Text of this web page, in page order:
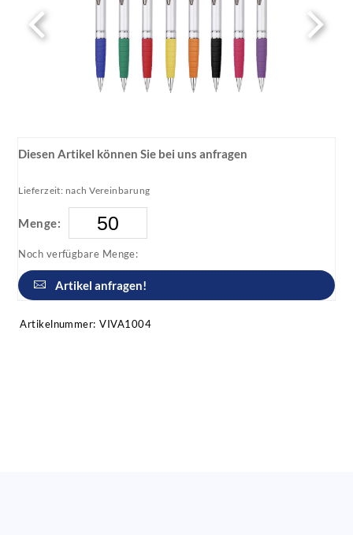
Diesen Artikel können Sie bei uns anfragen
Lieferzeit: nach Vereinbarung
Menge:
Noch verfügbare Menge:
Artikel anfragen!
Artikelnummer: VIVA1004